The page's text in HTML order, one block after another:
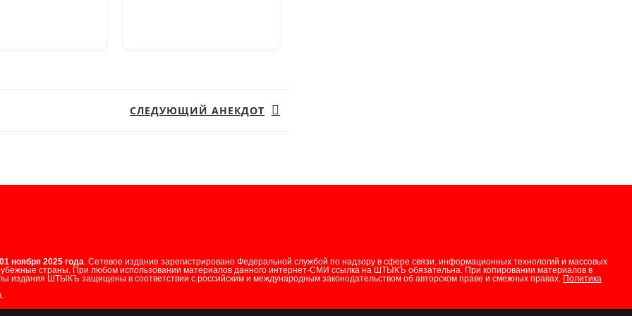
СЛЕДУЮЩИЙ АНЕКДОТ
01 ноября 2025 года . Сетевое издание зарегистрировано Федеральной службой по надзору в сфере связи, информационных технологий и массовых
страны. При любом использовании материалов данного интернет-СМИ ссылка на ШТЫКЪ обязательна. При копировании материалов в
издания ШТЫКЪ защищены в соответствии с российским и международным законодательством об авторском праве и смежных правах. Политика